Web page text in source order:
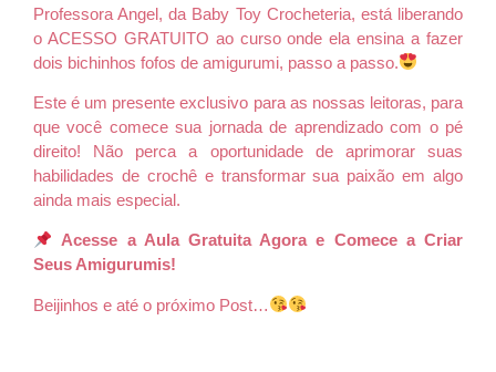
Professora Angel, da Baby Toy Crocheteria, está liberando
o ACESSO GRATUITO ao curso onde ela ensina a fazer
dois bichinhos fofos de amigurumi, passo a passo.
Este é um presente exclusivo para as nossas leitoras, para
que você comece sua jornada de aprendizado com o pé
direito! Não perca a oportunidade de aprimorar suas
habilidades de crochê e transformar sua paixão em algo
ainda mais especial.
Acesse a Aula Gratuita Agora e Comece a Criar
Seus Amigurumis!
Beijinhos e até o próximo Post…